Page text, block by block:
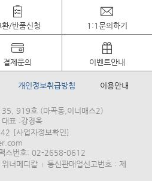
환/반품신청 1:1문의하기
결제문의 이벤트안내
개인정보취급방침 이용안내
35, 919호 (마곡동,이너매스2)
대표 :강경옥
[사업자정보확인]
스번호: 02-2658-0612
너메디칼
통신판매업신고번호 : 제